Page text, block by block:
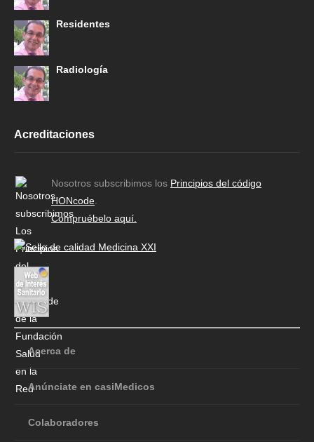
Residentes
Radiología
Acreditaciones
Nosotros subscribimos los Principios del código
HONcode
Compruébelo aquí.
Acerca de
Anúnciate en casiMedicos
Colaboradores